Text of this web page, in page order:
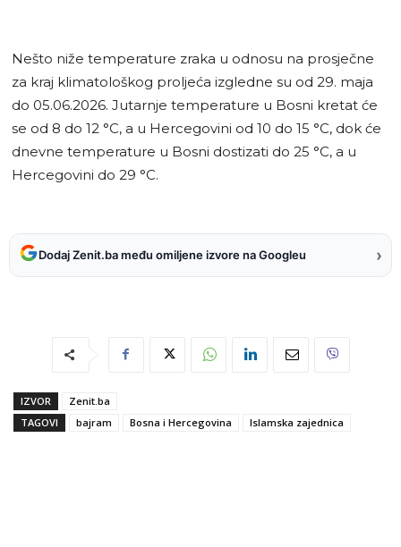
Nešto niže temperature zraka u odnosu na prosječne
za kraj klimatološkog proljeća izgledne su od 29. maja
do 05.06.2026. Jutarnje temperature u Bosni kretat će
se od 8 do 12 °C, a u Hercegovini od 10 do 15 °C, dok će
dnevne temperature u Bosni dostizati do 25 °C, a u
Hercegovini do 29 °C.
Dodaj Zenit.ba među omiljene izvore na Googleu ›
IZVOR
Zenit.ba
TAGOVI
bajram Bosna i Hercegovina Islamska zajednica